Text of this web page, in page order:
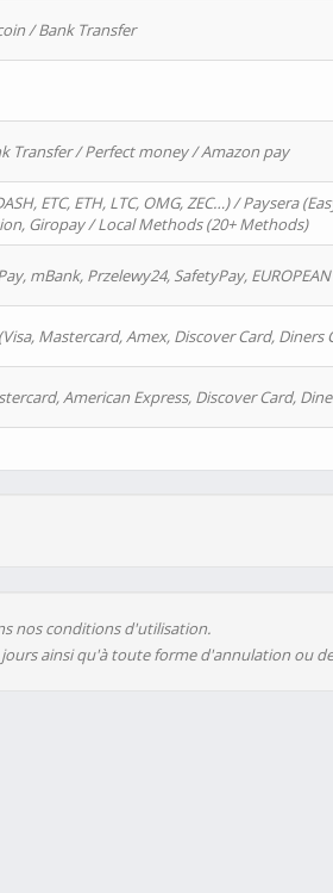
/ Bank Transfer
Transfer / Perfect money / Amazon pay
ETC, ETH, LTC, OMG, ZEC…) / Paysera
Giropay / Local Methods (20+ Methods)
mBank, Przelewy24, SafetyPay,
Mastercard, Amex, Discover Card, Diners
American Express, Discover Card,
nos conditions d'utilisation.
ainsi qu'à toute forme d'annulation ou